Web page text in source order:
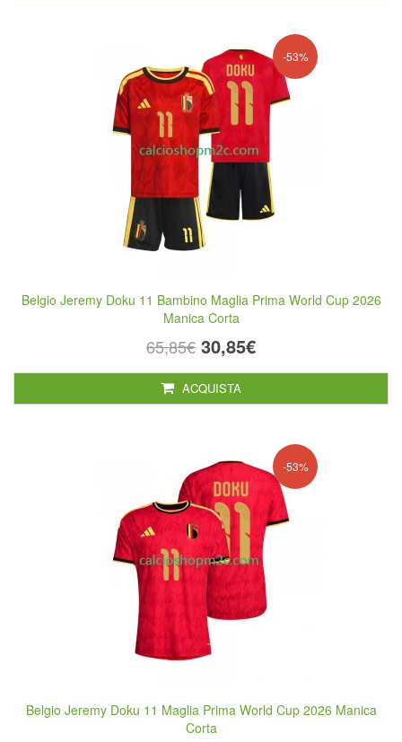
-53%
Belgio Jeremy Doku 11 Bambino Maglia Prima World Cup 2026
Manica Corta
65,85€ 30,85€
ACQUISTA
-53%
Belgio Jeremy Doku 11 Maglia Prima World Cup 2026 Manica
Corta